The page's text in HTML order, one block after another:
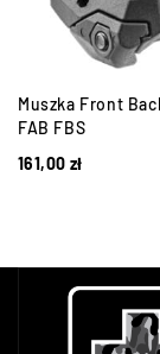
Muszka Front
FAB FBS
161,00 zł